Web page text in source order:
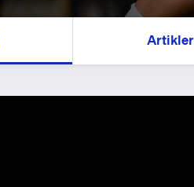
Artikler